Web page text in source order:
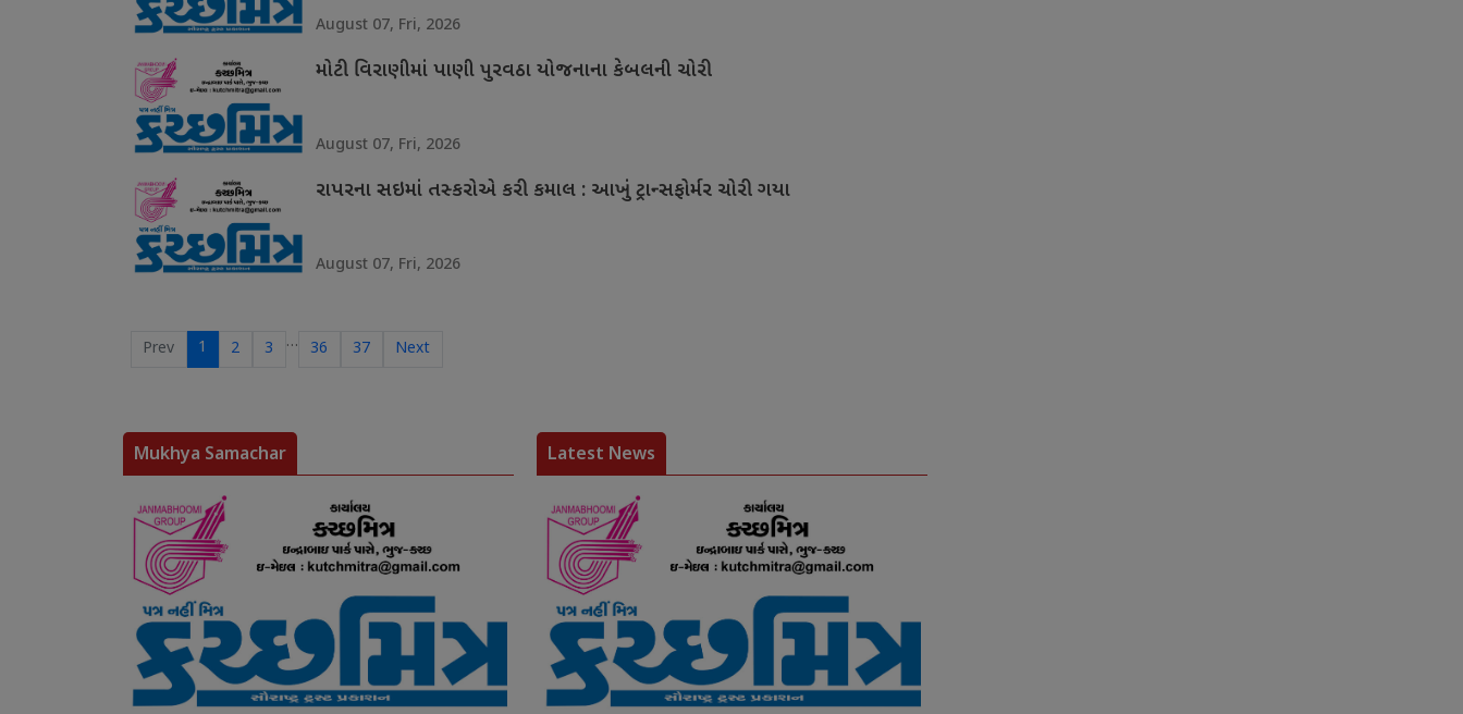
August 07, Fri, 2026
મોટી વિરાણીમાં પાણી પુરવઠા યોજનાના કેબલની ચોરી
August 07, Fri, 2026
રાપરના સઇમાં તસ્કરોએ કરી કમાલ : આખું ટ્રાન્સફોર્મર ચોરી ગયા
August 07, Fri, 2026
Prev 1 2 3 … 36 37 Next
Mukhya Samachar Latest News